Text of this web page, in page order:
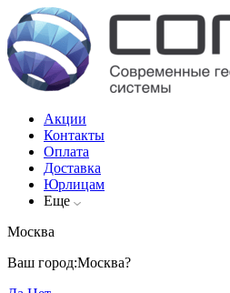
Акции
Контакты
Оплата
Доставка
Юрлицам
Еще
Москва
Ваш город:Москва?